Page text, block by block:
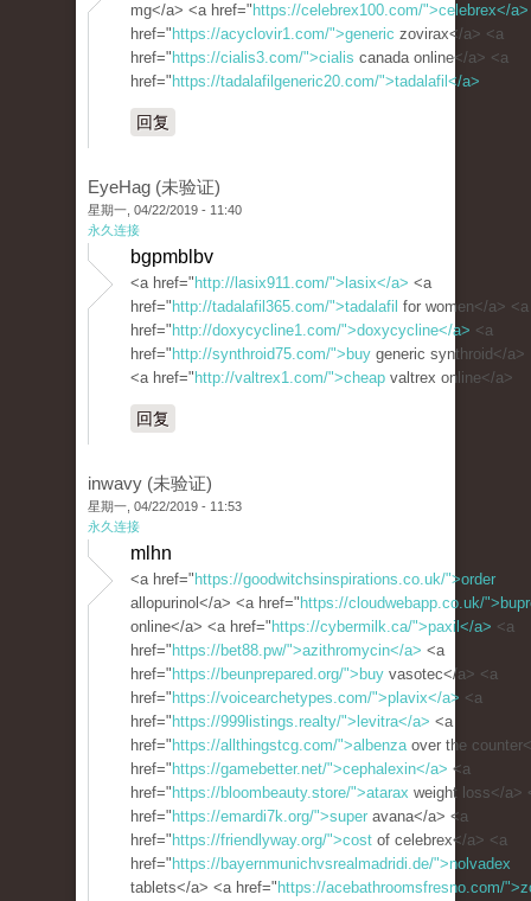
mg</a> <a href=" https://celebrex100.com/">celebrex</a>
href=" https://acyclovir1.com/">generic zovirax</a> <a
href=" https://cialis3.com/">cialis canada online</a> <a
href=" https://tadalafilgeneric20.com/">tadalafil</a>
回复
EyeHag (未验证)
星期一, 04/22/2019 - 11:40
永久连接
bgpmblbv
<a href=" http://lasix911.com/">lasix</a> <a
href=" http://tadalafil365.com/">tadalafil for women</a> <a
href=" http://doxycycline1.com/">doxycycline</a> <a
href=" http://synthroid75.com/">buy generic synthroid</a>
<a href=" http://valtrex1.com/">cheap valtrex online</a>
回复
inwavy (未验证)
星期一, 04/22/2019 - 11:53
永久连接
mlhn
<a href=" https://goodwitchsinspirations.co.uk/">order
allopurinol</a> <a href=" https://cloudwebapp.co.uk/
online</a> <a href=" https://cybermilk.ca/">paxil</a> <a
href=" https://bet88.pw/">azithromycin</a> <a
href=" https://beunprepared.org/">buy vasotec</a> <a
href=" https://voicearchetypes.com/">plavix</a> <a
href=" https://999listings.realty/">levitra</a> <a
href=" https://allthingstcg.com/">albenzaover the
href=" https://gamebetter.net/">cephalexin</a> <a
href=" https://bloombeauty.store/">atarax weight loss</a>
href=" https://emardi7k.org/">super avana</a> <a
href=" https://friendlyway.org/">cost of celebrex</a> <a
href=" https://bayernmunichvsrealmadridi.de/">nolvadex
tablets</a> <a href=" https://acebathroomsfresno.com/